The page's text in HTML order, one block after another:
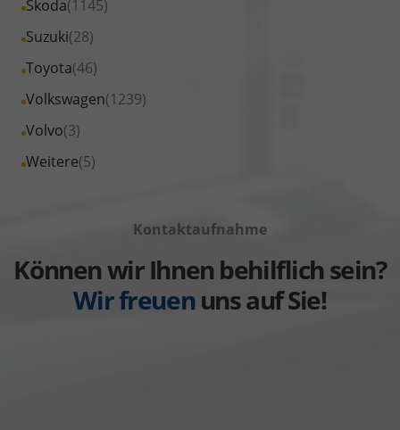
anzeigen
Renault
anzeigen
Seat
anzeigen
Skoda(1145)
Alle
Fahrzeuge
Skoda
anzeigen
Suzuki(28)
Alle
Fahrzeuge
Suzuki
anzeigen
Toyota(46)
Alle
Fahrzeuge
Toyota
anzeigen
Volkswagen(1239)
Alle
Fahrzeuge
Volkswagen
Volvo(3)
Alle
Fahrzeuge
Weitere(5)
Alle
anzeigen
Kontaktaufnahme
Können wir Ihnen behilflich sein?
Wir freuenuns auf Sie!